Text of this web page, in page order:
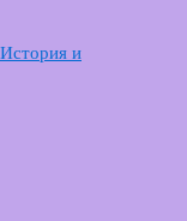
История и